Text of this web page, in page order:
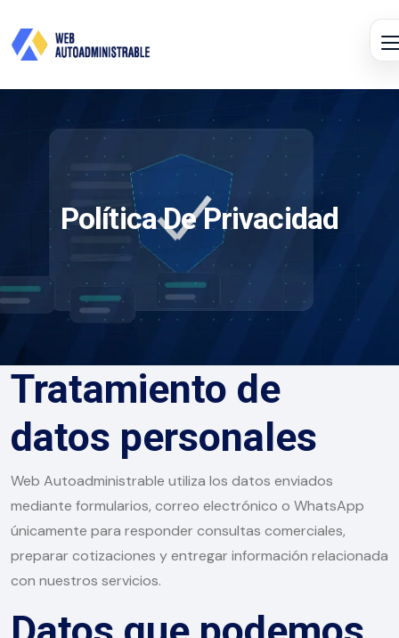
Política De Privacidad
Tratamiento de
datos personales
Web Autoadministrable utiliza los datos enviados
mediante formularios, correo electrónico o WhatsApp
únicamente para responder consultas comerciales,
preparar cotizaciones y entregar información relacionada
con nuestros servicios.